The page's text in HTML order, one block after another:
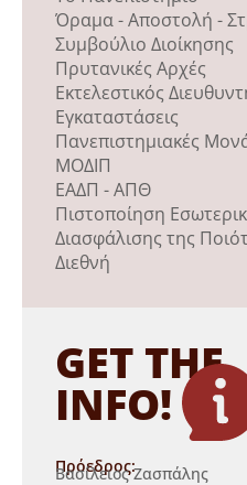
Όραμα - Αποστολή -
Συμβούλιο Διοίκησης
Πρυτανικές Αρχές
Εκτελεστικός
Εγκαταστάσεις
Πανεπιστημιακές
ΜΟΔΙΠ
ΕΑΔΠ - ΑΠΘ
Πιστοποίηση
Διασφάλισης της
Διεθνή
GET THE
INFO!
Πρόεδρος:
Βασίλειος Ζασπάλης